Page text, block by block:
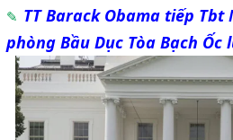
TT Barack Obama tiếp
phòng Bầu Dục Tòa Bạch Ốc